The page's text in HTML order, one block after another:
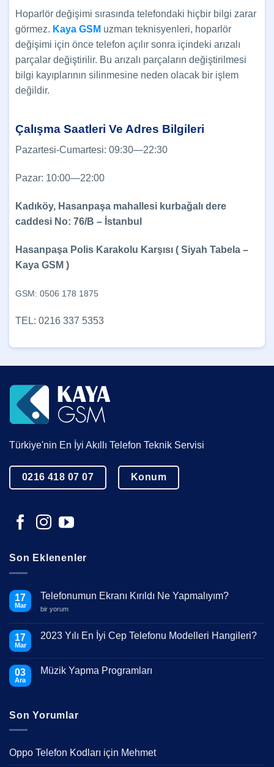
Hoparlör değişimi sırasında telefondaki hiçbir bilgi zarar
görmez. Kaya GSM uzman teknisyenleri, hoparlör
değişimi için önce telefon açılır sonra içindeki arızalı
parçalar değiştirilir. Bu arızalı parçaların değiştirilmesi
bilgi kayıplarının silinmesine neden olacak bir işlem
değildir.
Çalışma Saatleri Ve Adres Bilgileri
Pazartesi-Cumartesi: 09:30—22:30
Pazar: 10:00—22:00
Kadıköy, Hasanpaşa mahallesi kurbağalı dere
caddesi No: 76/B – İstanbul
Hasanpaşa Polis Karakolu Karşısı ( Siyah Tabela –
Kaya GSM )
GSM: 0506 178 1875
TEL: 0216 337 5353
Türkiye'nin En İyi Akıllı Telefon Teknik Servisi
0216 418 07 07 Konum
Son Eklenenler
17
Mar
Telefonumun Ekranı Kırıldı Ne Yapmalıyım?
Telefonumun
Ne
Yapmalıyım?
bir yorum
17
Mar
2023 Yılı En İyi Cep Telefonu Modelleri Hangileri?
Yılı
Hangileri?
03
Ara
Müzik Yapma Programları
Programları
Son Yorumlar
Oppo Telefon Kodları için Mehmet